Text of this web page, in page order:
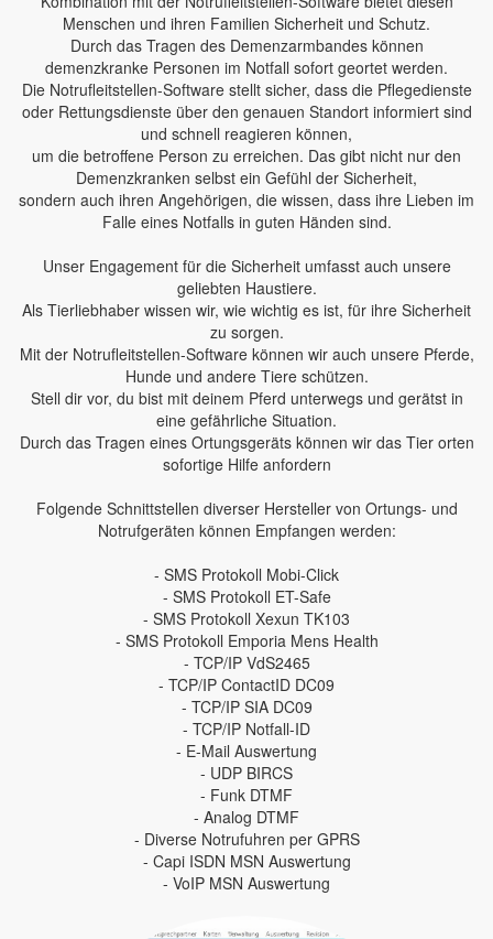
Menschen und ihren Familien Sicherheit und Schutz.
Durch das Tragen des Demenzarmbandes können
demenzkranke Personen im Notfall sofort geortet werden.
Die Notrufleitstellen-Software stellt sicher, dass die Pflegedienste
oder Rettungsdienste über den genauen Standort informiert sind
und schnell reagieren können,
um die betroffene Person zu erreichen. Das gibt nicht nur den
Demenzkranken selbst ein Gefühl der Sicherheit,
sondern auch ihren Angehörigen, die wissen, dass ihre Lieben im
Falle eines Notfalls in guten Händen sind.
Unser Engagement für die Sicherheit umfasst auch unsere
geliebten Haustiere.
Als Tierliebhaber wissen wir, wie wichtig es ist, für ihre Sicherheit
zu sorgen.
Mit der Notrufleitstellen-Software können wir auch unsere Pferde,
Hunde und andere Tiere schützen.
Stell dir vor, du bist mit deinem Pferd unterwegs und gerätst in
eine gefährliche Situation.
Durch das Tragen eines Ortungsgeräts können wir das Tier orten
sofortige Hilfe anfordern
Folgende Schnittstellen diverser Hersteller von Ortungs- und
Notrufgeräten können Empfangen werden:
- SMS Protokoll Mobi-Click
- SMS Protokoll ET-Safe
- SMS Protokoll Xexun TK103
- SMS Protokoll Emporia Mens Health
- TCP/IP VdS2465
- TCP/IP ContactID DC09
- TCP/IP SIA DC09
- TCP/IP Notfall-ID
- E-Mail Auswertung
- UDP BIRCS
- Funk DTMF
- Analog DTMF
- Diverse Notrufuhren per GPRS
- Capi ISDN MSN Auswertung
- VoIP MSN Auswertung